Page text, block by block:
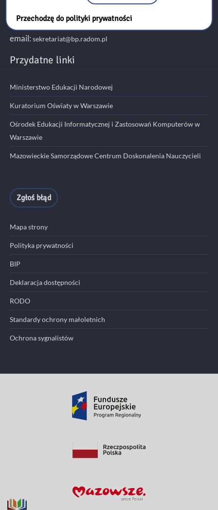
tel./fax 48 345 95 50
email: sekretariat@bp.radom.pl
Przydatne linki
Ministerstwo Edukacji Narodowej
Kuratorium Oświaty w Warszawie
Ośrodek Edukacji Informatycznej i Zastosowań Komputerów w
Warszawie
Mazowieckie Samorządowe Centrum Doskonalenia Nauczycieli
Zgłoś błąd
Mapa strony
Polityka prywatności
BIP
Deklaracja dostępności
RODO
Standardy ochrony małoletnich
Ochrona sygnalistów
Przechodzę do polityki prywatności